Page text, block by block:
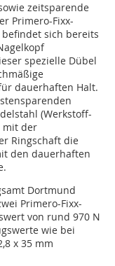
zeitsparende
Primero-Fixx-
sich bereits
spezielle Dübel
dauerhaften Halt.
(Werkstoff-
mit der
Ringschaft die
den dauerhaften
Dortmund
Primero-Fixx-
von rund 970 N
wie bei
x 35 mm